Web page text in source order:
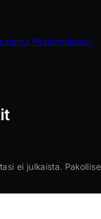
Pitäjänmäkeen
ei julkaista.